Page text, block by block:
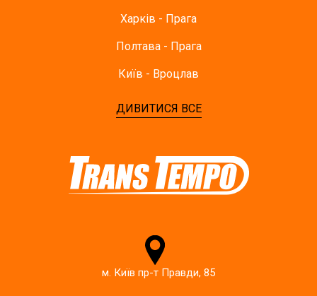
Харків - Прага
Полтава - Прага
Київ - Вроцлав
ДИВИТИСЯ ВСЕ
м. Київ пр-т Правди, 85